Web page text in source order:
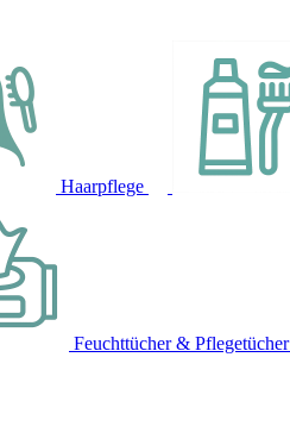
Haarpflege
Feuchttücher & Pflegetücher